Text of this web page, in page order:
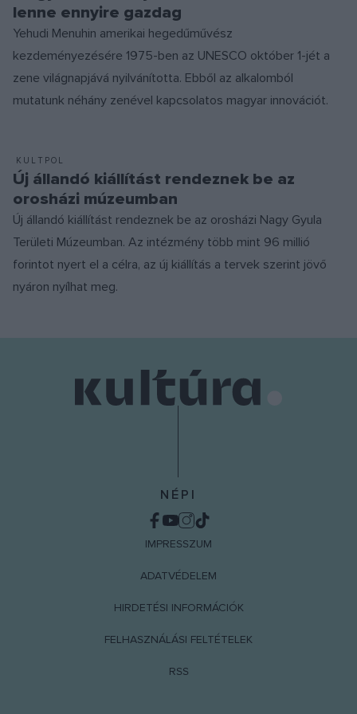
lenne ennyire gazdag
Yehudi Menuhin amerikai hegedűművész
kezdeményezésére 1975-ben az UNESCO október 1-jét a
zene világnapjává nyilvánította. Ebből az alkalomból
mutatunk néhány zenével kapcsolatos magyar innovációt.
KULTPOL
Új állandó kiállítást rendeznek be az
orosházi múzeumban
Új állandó kiállítást rendeznek be az orosházi Nagy Gyula
Területi Múzeumban. Az intézmény több mint 96 millió
forintot nyert el a célra, az új kiállítás a tervek szerint jövő
nyáron nyílhat meg.
NÉPI
IMPRESSZUM
ADATVÉDELEM
HIRDETÉSI INFORMÁCIÓK
FELHASZNÁLÁSI FELTÉTELEK
RSS